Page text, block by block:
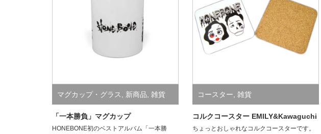
マグカップ・グラス 新商品 雑貨
「一本勝負」マグカップ
HONEBONE初のベストアルバム「一本勝
コースター 雑貨
コルクコースター EMILY&Kawaguchi
ちょっとおしゃれなコルクコースターです。